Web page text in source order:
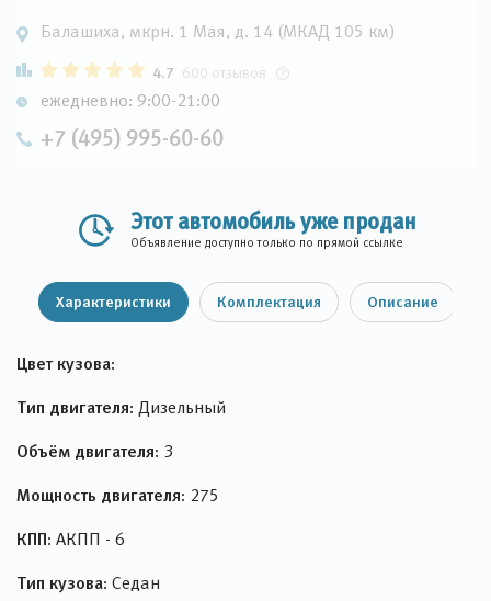
Балашиха, мкрн. 1 Мая, д. 14 (МКАД 105 км)
4.7 600 отзывов
ежедневно: 9:00-21:00
+7 (495) 995-60-60
Этот автомобиль уже продан
Объявление доступно только по прямой ссылке
Характеристики Комплектация Описание
Цвет кузова:
Тип двигателя: Дизельный
Объём двигателя: 3
Мощность двигателя: 275
КПП: АКПП - 6
Тип кузова: Седан